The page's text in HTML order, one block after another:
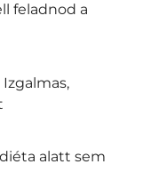
feladnod a
alatt sem